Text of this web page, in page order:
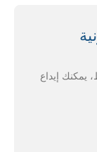
يمكنك إيداع